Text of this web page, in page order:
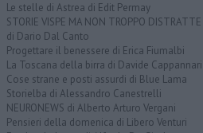
Le stelle di Astrea di Edit Permay
STORIE VISPE MA NON TROPPO DISTRATTE
di Dario Dal Canto
Progettare il benessere di Erica Fiumalbi
La Toscana della birra di Davide Cappannari
Cose strane e posti assurdi di Blue Lama
Storielba di Alessandro Canestrelli
NEURONEWS di Alberto Arturo Vergani
Pensieri della domenica di Libero Venturi